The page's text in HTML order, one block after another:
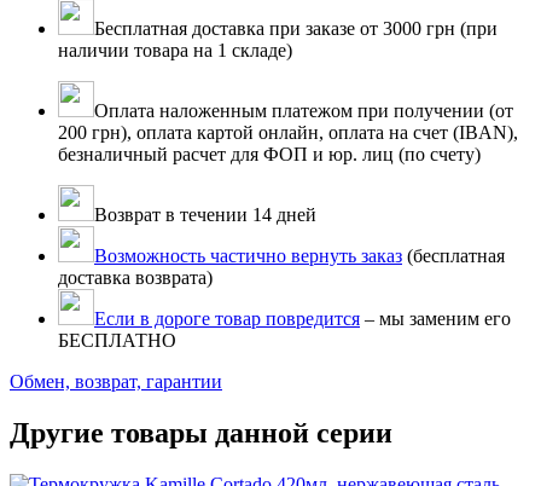
Бесплатная доставка при заказе от 3000 грн (при
наличии товара на 1 складе)
Оплата наложенным платежом при получении (от
200 грн), оплата картой онлайн, оплата на счет (IBAN),
безналичный расчет для ФОП и юр. лиц (по счету)
Возврат в течении 14 дней
Возможность частично вернуть заказ (бесплатная
доставка возврата)
Если в дороге товар повредится – мы заменим его
БЕСПЛАТНО
Обмен, возврат, гарантии
Другие товары данной серии